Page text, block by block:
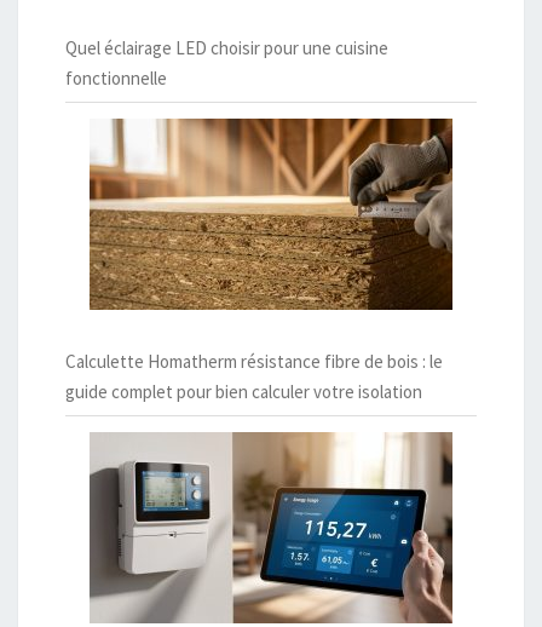
Quel éclairage LED choisir pour une cuisine
fonctionnelle
Calculette Homatherm résistance fibre de bois : le
guide complet pour bien calculer votre isolation